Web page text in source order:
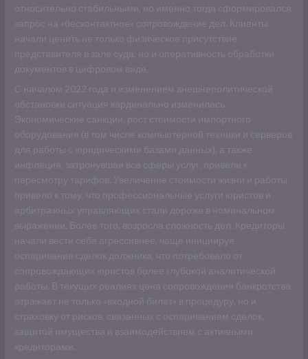
относительно стабильными, но именно тогда сформировался
запрос на «бесконтактное» сопровождение дел. Клиенты
начали ценить не только физическое присутствие
представителя в зале суда, но и оперативность обработки
документов в цифровом виде.
С началом 2022 года и изменением внешнеполитической
обстановки ситуация кардинально изменилась.
Экономические санкции, рост стоимости импортного
оборудования (в том числе компьютерной техники и серверов
для работы с юридическими базами данных), а также
инфляция, затронувшая все сферы услуг, привели к
пересмотру тарифов. Увеличение стоимости жизни и работы
привело к тому, что профессиональные услуги юристов и
арбитражных управляющих стали дороже в номинальном
выражении. Более того, возросла сложность дел. Кредиторы
начали вести себя агрессивнее, чаще инициируя
оспаривание сделок должника, что потребовало от
сопровождающих юристов более глубокой аналитической
работы. В текущих реалиях цена сопровождения банкротства
отражает не только «входной билет» в процедуру, но и
страховку от рисков, связанных с оспариванием сделок,
защитой имущества и взаимодействием с активными
кредиторами.